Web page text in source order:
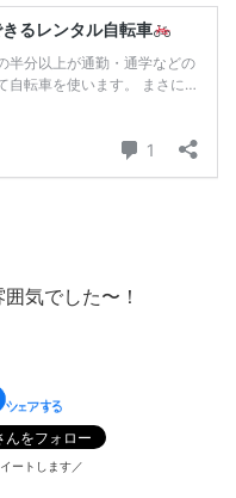
気でした〜！
ートします／